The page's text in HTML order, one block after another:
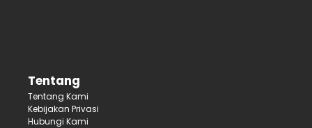
Tentang
Tentang Kami
Kebijakan Privasi
Hubungi Kami